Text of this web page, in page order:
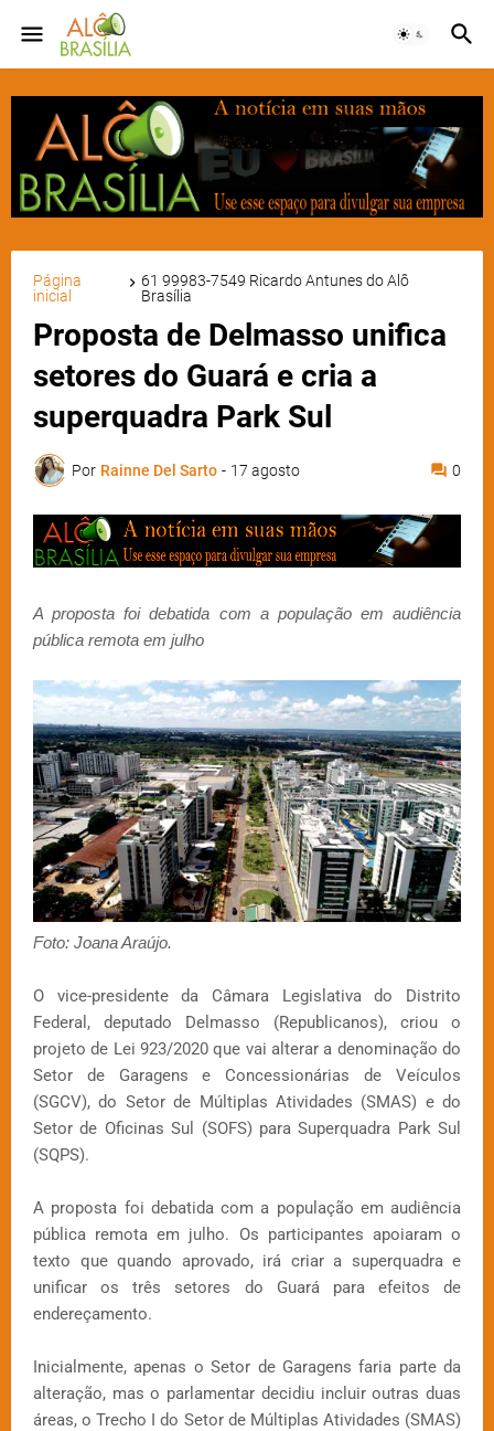
Página
inicial
61 99983-7549 Ricardo Antunes do Alô
Brasília
Proposta de Delmasso unifica
setores do Guará e cria a
superquadra Park Sul
Por Rainne Del Sarto - 17 agosto 0
A proposta foi debatida com a população em audiência
pública remota em julho
Foto: Joana Araújo.
O vice-presidente da Câmara Legislativa do Distrito
Federal, deputado Delmasso (Republicanos), criou o
projeto de Lei 923/2020 que vai alterar a denominação do
Setor de Garagens e Concessionárias de Veículos
(SGCV), do Setor de Múltiplas Atividades (SMAS) e do
Setor de Oficinas Sul (SOFS) para Superquadra Park Sul
(SQPS).
A proposta foi debatida com a população em audiência
pública remota em julho. Os participantes apoiaram o
texto que quando aprovado, irá criar a superquadra e
unificar os três setores do Guará para efeitos de
endereçamento.
Inicialmente, apenas o Setor de Garagens faria parte da
alteração, mas o parlamentar decidiu incluir outras duas
áreas, o Trecho I do Setor de Múltiplas Atividades (SMAS)